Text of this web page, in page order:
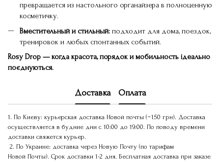
превращается из настольного органайзера в полноценную
косметичку.
Вместительный и стильный: подходит для дома, поездок,
тренировок и любых спонтанных событий.
Rosy Drop — когда красота, порядок и мобильность ідеально
поєднуються.
Доставка Оплата
1. По Киеву: курьерская доставка Новой почты (~150 грн). Доставка
осуществляется в будние дни с 10:00 до 19:00. По поводу времени
доставки свяжется курьер.
2. По Украине: доставка через Новую Почту (по тарифам
Новой Почты). Срок доставки 1-2 дня. Бесплатная доставка при заказе